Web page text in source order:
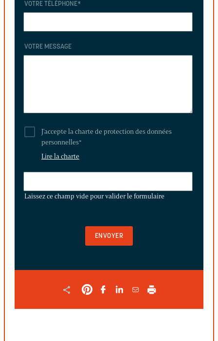
VOTRE TÉLÉPHONE*
VOTRE MESSAGE
J'accepte la charte de protection des données
personnelles*
Lire la charte
CHAMP
Laissez ce champ vide pour valider le formulaire